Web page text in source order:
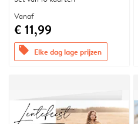
Vanaf
€ 11,99
offers Elke dag lage prijzen